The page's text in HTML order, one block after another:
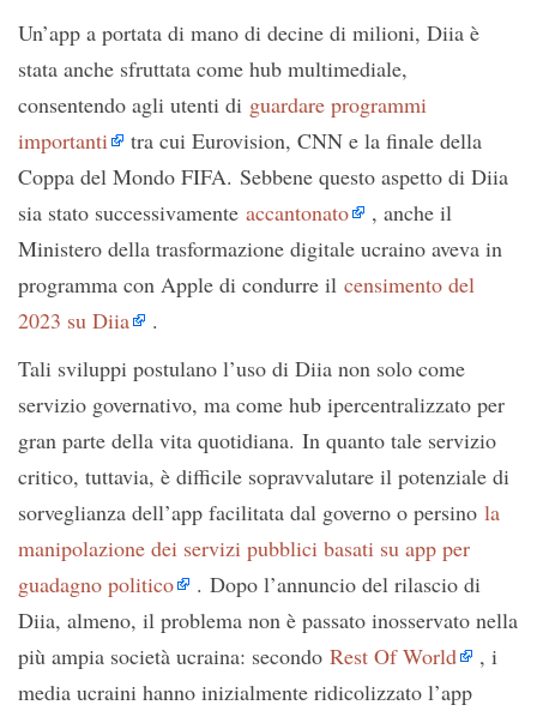
Un’app a portata di mano di decine di milioni, Diia è
stata anche sfruttata come hub multimediale,
consentendo agli utenti di guardare programmi
importanti
tra cui Eurovision, CNN e la finale della
Coppa del Mondo FIFA. Sebbene questo aspetto di Diia
sia stato successivamente accantonato
, anche il
Ministero della trasformazione digitale ucraino aveva in
programma con Apple di condurre il censimento del
2023 su Diia
.
Tali sviluppi postulano l’uso di Diia non solo come
servizio governativo, ma come hub ipercentralizzato per
gran parte della vita quotidiana. In quanto tale servizio
critico, tuttavia, è difficile sopravvalutare il potenziale di
sorveglianza dell’app facilitata dal governo o persino la
manipolazione dei servizi pubblici basati su app per
guadagno politico
. Dopo l’annuncio del rilascio di
Diia, almeno, il problema non è passato inosservato nella
più ampia società ucraina: secondo Rest Of World
, i
media ucraini hanno inizialmente ridicolizzato l’app